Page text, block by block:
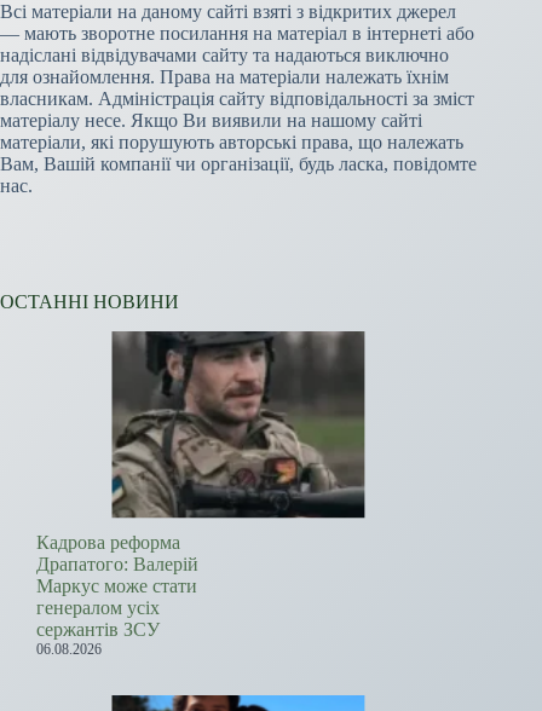
Всі матеріали на даному сайті взяті з відкритих джерел
— мають зворотне посилання на матеріал в інтернеті або
надіслані відвідувачами сайту та надаються виключно
для ознайомлення. Права на матеріали належать їхнім
власникам. Адміністрація сайту відповідальності за зміст
матеріалу несе. Якщо Ви виявили на нашому сайті
матеріали, які порушують авторські права, що належать
Вам, Вашій компанії чи організації, будь ласка, повідомте
нас.
ОСТАННІ НОВИНИ
Кадрова реформа
Драпатого: Валерій
Маркус може стати
генералом усіх
сержантів ЗСУ
06.08.2026